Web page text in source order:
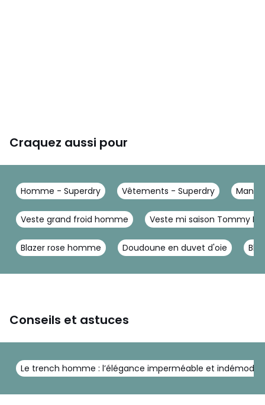
Craquez aussi pour
Homme - Superdry Vêtements - Superdry
Veste grand froid homme Veste mi saison Tommy
Blazer rose homme Doudoune en duvet d'oie
Conseils et astuces
Le trench homme : l’élégance imperméable et